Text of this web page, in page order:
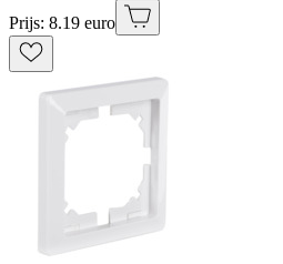
Prijs: 8.19 euro